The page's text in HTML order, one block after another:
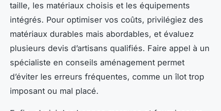
taille, les matériaux choisis et les équipements
intégrés. Pour optimiser vos coûts, privilégiez des
matériaux durables mais abordables, et évaluez
plusieurs devis d’artisans qualifiés. Faire appel à un
spécialiste en conseils aménagement permet
d’éviter les erreurs fréquentes, comme un îlot trop
imposant ou mal placé.